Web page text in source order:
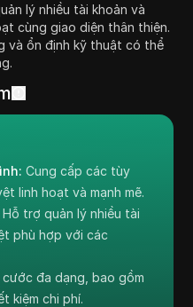
lý nhiều tài khoản và
cùng giao diện thân thiện.
và ổn định kỹ thuật có thể
Cung cấp các tùy
linh hoạt và mạnh mẽ.
Hỗ trợ quản lý nhiều tài
phù hợp với các
đa dạng, bao gồm
kiệm chi phí.